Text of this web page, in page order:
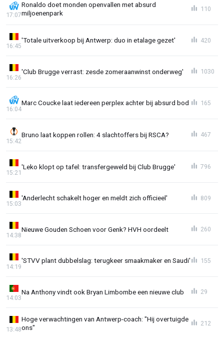
Ronaldo doet monden openvallen met absurd
miljoenenpark
17:07
110
'Totale uitverkoop bij Antwerp: duo in etalage gezet'
16:45
420
'Club Brugge verrast: zesde zomeraanwinst onderweg'
16:26
1030
Marc Coucke laat iedereen perplex achter bij absurd bod
16:04
165
Bruno laat koppen rollen: 4 slachtoffers bij RSCA?
15:42
467
'Leko klopt op tafel: transfergeweld bij Club Brugge'
15:21
796
'Anderlecht schakelt hoger en meldt zich officieel'
15:03
809
Nieuwe Gouden Schoen voor Genk? HVH oordeelt
14:38
260
'STVV plant dubbelslag: terugkeer smaakmaker en Saudi'
14:19
155
Na Anthony vindt ook Bryan Limbombe een nieuwe club
14:03
29
Hoge verwachtingen van Antwerp-coach: "Hij overtuigde
ons"
13:48
212